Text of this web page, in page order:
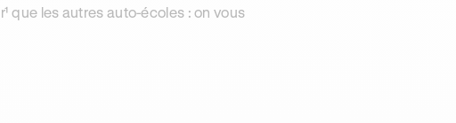
que les autres auto-écoles : on vous